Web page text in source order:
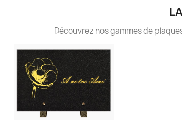
Découvrez nos gammes de